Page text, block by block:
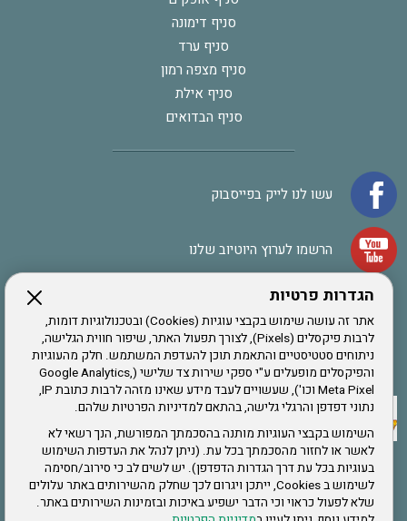
הגדרות פרטיות
אתר זה עושה שימוש בקבצי עוגיות (Cookies) ובטכנולוגיות דומות,
לרבות פיקסלים (Pixels), לצורך תפעול האתר, שיפור חווית הגלישה,
ניתוחים סטטיסטיים והתאמת תוכן להעדפת המשתמש. חלק מהעוגיות
והפיקסלים מופעלים ע"י ספקי שירות צד שלישי (Google Analytics,
Meta Pixel וכו'), שעשויים לעבד מידע שאינו מזהה לרבות כתובת IP,
נתוני דפדפן והרגלי גלישה, בהתאם למדיניות הפרטיות שלהם.
השימוש בקבצי העוגיות מותנה בהסכמתך המפורשת, הנך רשאי לא
לאשר או לחזור מהסכמתך בכל עת. (ניתן לנהל את העדפות השימוש
בעוגיות בכל עת דרך הגדרות הדפדפן). יש לשים לב כי סירוב/חסימה
לשימוש ב Cookies, ייתכן ויגרום לכך שחלק מהשירותים באתר עלולים
שלא לפעול כראוי וכי הדבר ישפיע באיכות ובזמינות השירותים באתר.
סניף דימונה
סניף ערד
סניף מצפה רמון
סניף אילת
סניף הבדואים
עשו לנו לייק בפייסבוק
הרשמו לערוץ היוטיוב שלנו
אתר צה"ל
תקנון האתר
שירותים